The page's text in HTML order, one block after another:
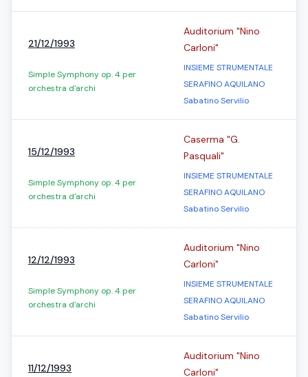
21/12/1993
Simple Symphony op. 4 per
orchestra d'archi
Auditorium "Nino
Carloni"
INSIEME STRUMENTALE
SERAFINO AQUILANO
Sabatino Servilio
15/12/1993
Simple Symphony op. 4 per
orchestra d'archi
Caserma "G.
Pasquali"
INSIEME STRUMENTALE
SERAFINO AQUILANO
Sabatino Servilio
12/12/1993
Simple Symphony op. 4 per
orchestra d'archi
Auditorium "Nino
Carloni"
INSIEME STRUMENTALE
SERAFINO AQUILANO
Sabatino Servilio
11/12/1993
Auditorium "Nino
Carloni"